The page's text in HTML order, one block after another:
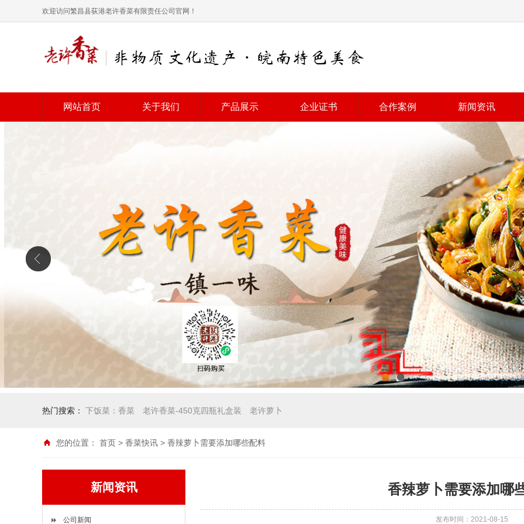
欢迎访问繁昌县荻港老许香菜有限责任公司官网！
网站首页 关于我们 产品展示 企业证书 合作案例 新闻资讯
1 2
热门搜索： 下饭菜：香菜 老许香菜-450克四瓶礼盒装 老许萝卜
您的位置： 首页 > 香菜快讯 > 香辣萝卜需要添加哪些配料
新闻资讯
公司新闻
香辣萝卜需要添加哪
发布时间：2021-08-15